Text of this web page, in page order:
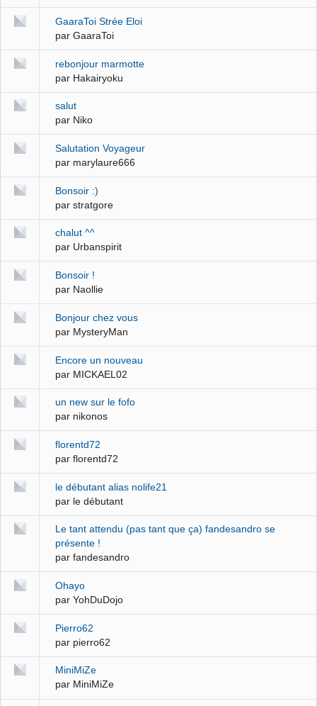
GaaraToi Strée Eloi
par GaaraToi
rebonjour marmotte
par Hakairyoku
salut
par Niko
Salutation Voyageur
par marylaure666
Bonsoir :)
par stratgore
chalut ^^
par Urbanspirit
Bonsoir !
par Naollie
Bonjour chez vous
par MysteryMan
Encore un nouveau
par MICKAEL02
un new sur le fofo
par nikonos
florentd72
par florentd72
le débutant alias nolife21
par le débutant
Le tant attendu (pas tant que ça) fandesandro se
présente !
par fandesandro
Ohayo
par YohDuDojo
Pierro62
par pierro62
MiniMiZe
par MiniMiZe